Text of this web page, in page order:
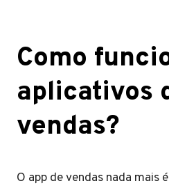
Como
aplicativos
vendas?
O app de vendas nada mais